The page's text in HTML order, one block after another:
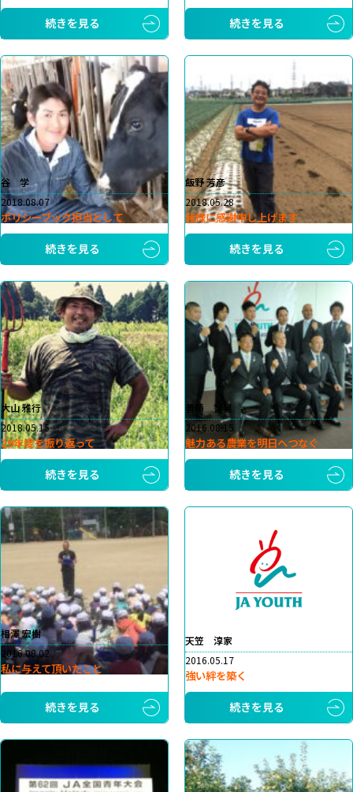
続きを見る
続きを見る
谷 学
2018.08.07
ポリシーブック担当として
続きを見る
飯野 芳彦
2018.05.28
皆様に感謝申し上げます
続きを見る
大山 雅行
2018.05.15
29年度を振り返って
続きを見る
善積 智晃
2016.08.15
魅力ある農業を明日へつなぐ
続きを見る
相澤 宏樹
2016.08.02
私に与えて頂いたこと
続きを見る
天笠 淳家
2016.05.17
強い絆を築く
続きを見る